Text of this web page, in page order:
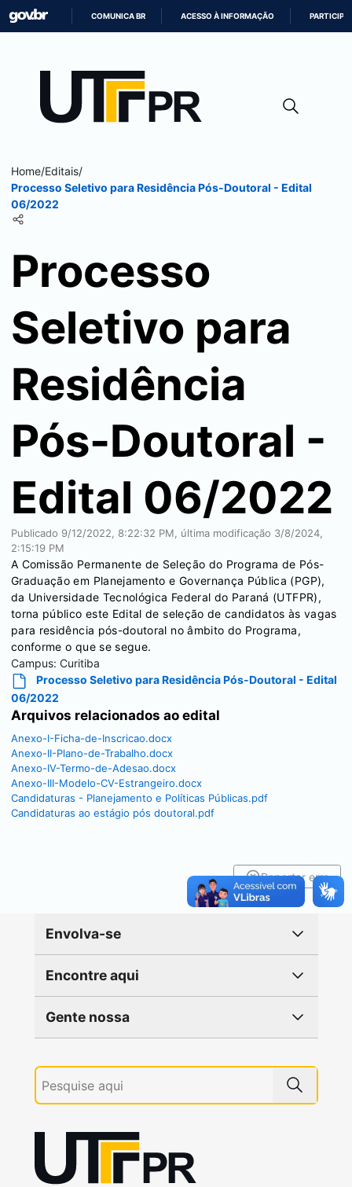
CONTEÚDO
COMUNICA BR ACESSO À INFORMAÇÃO PARTICIPE
Home/Editais/
Processo Seletivo para Residência Pós-Doutoral - Edital
06/2022
Processo
Seletivo para
Residência
Pós-Doutoral -
Edital 06/2022
Publicado 9/12/2022, 8:22:32 PM , última modificação 3/8/2024,
2:15:19 PM
A Comissão Permanente de Seleção do Programa de Pós-
Graduação em Planejamento e Governança Pública (PGP),
da Universidade Tecnológica Federal do Paraná (UTFPR),
torna público este Edital de seleção de candidatos às vagas
para residência pós-doutoral no âmbito do Programa,
conforme o que se segue.
Campus: Curitiba
Processo Seletivo para Residência Pós-Doutoral - Edital
06/2022
Arquivos relacionados ao edital
Anexo-I-Ficha-de-Inscricao.docx
Anexo-II-Plano-de-Trabalho.docx
Anexo-IV-Termo-de-Adesao.docx
Anexo-III-Modelo-CV-Estrangeiro.docx
Candidaturas - Planejamento e Políticas Públicas.pdf
Candidaturas ao estágio pós doutoral.pdf
Reportar erro
Envolva-se
Encontre aqui
Gente nossa